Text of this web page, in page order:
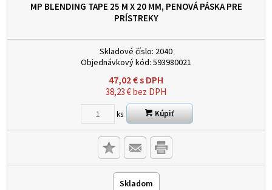
MP BLENDING TAPE 25 M X 20 MM, PENOVÁ PÁSKA PRE
PRÍSTREKY
Skladové číslo: 2040
Objednávkový kód: 593980021
47,02€s DPH
38,23 €bez DPH
ks Kúpiť
Skladom